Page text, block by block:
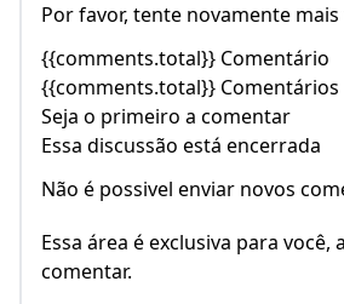
Por favor, tente novamente
{{comments.total}} Comentário
{{comments.total}} Comentários
Seja o primeiro a comentar
Essa discussão está encerrada
Não é possivel enviar novos
Essa área é exclusiva para você,
comentar.